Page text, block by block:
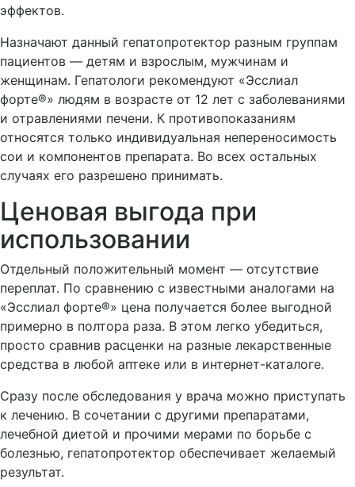
эффектов.
Назначают данный гепатопротектор разным группам
пациентов — детям и взрослым, мужчинам и
женщинам. Гепатологи рекомендуют «Эсслиал
форте®» людям в возрасте от 12 лет с заболеваниями
и отравлениями печени. К противопоказаниям
относятся только индивидуальная непереносимость
сои и компонентов препарата. Во всех остальных
случаях его разрешено принимать.
Ценовая выгода при
использовании
Отдельный положительный момент — отсутствие
переплат. По сравнению с известными аналогами на
«Эсслиал форте®» цена получается более выгодной
примерно в полтора раза. В этом легко убедиться,
просто сравнив расценки на разные лекарственные
средства в любой аптеке или в интернет-каталоге.
Сразу после обследования у врача можно приступать
к лечению. В сочетании с другими препаратами,
лечебной диетой и прочими мерами по борьбе с
болезнью, гепатопротектор обеспечивает желаемый
результат.